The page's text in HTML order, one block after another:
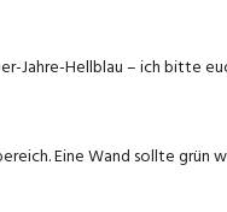
Jahre-Hellblau – ich bitte
Eine Wand sollte grün